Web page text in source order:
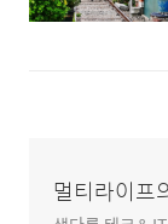
멀티라이프